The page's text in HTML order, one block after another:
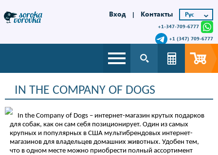
Вход | Контакты
+1-347-709-6777
+1 (347) 709-6777
IN THE COMPANY OF DOGS
In the Company of Dogs – интернет-магазин крутых подарков
для собак, как он сам себя позиционирует. Один из самых
крупных и популярных в США мультибрендовых интернет-
магазинов для владельцев домашних животных. Удобен тем,
что в одном месте можно приобрести полный ассортимент